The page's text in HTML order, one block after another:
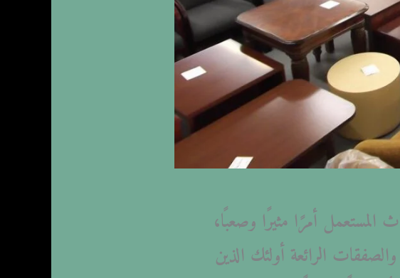
المستعمل أمرًا مثيرًا وصعبًا،
الرائعة أولئك الذين